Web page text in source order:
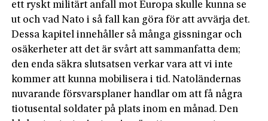
ett ryskt militärt anfall mot Europa skulle kunna se
ut och vad Nato i så fall kan göra för att avvärja det.
Dessa kapitel innehåller så många gissningar och
osäkerheter att det är svårt att sammanfatta dem;
den enda säkra slutsatsen verkar vara att vi inte
kommer att kunna mobilisera i tid. Natoländernas
nuvarande försvarsplaner handlar om att få några
tiotusental soldater på plats inom en månad. Den